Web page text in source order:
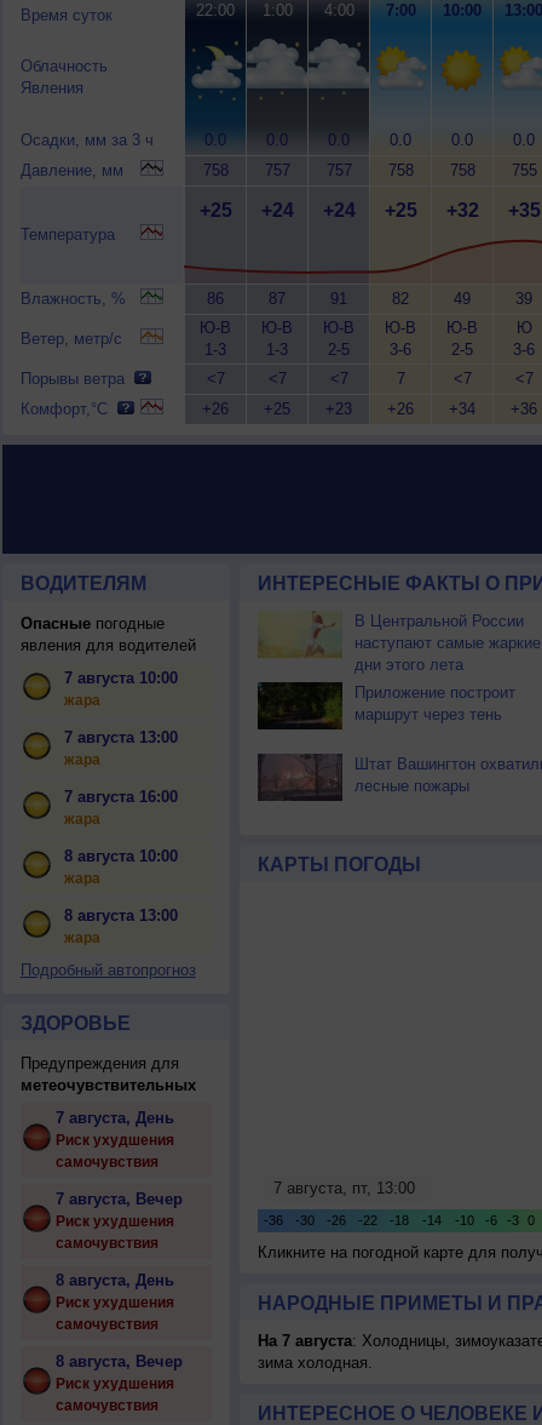
Время суток
Облачность
Явления
Осадки, мм за 3 ч
Давление, мм
Температура
Влажность, %
Ветер, метр/с
Порывы ветра
Комфорт,°C
22:00
0.0
758
+25
86
Ю-В
1-3
<7
+26
1:00
0.0
757
+24
87
Ю-В
1-3
<7
+25
4:00
0.0
757
+24
91
Ю-В
2-5
<7
+23
7:00
0.0
758
+25
82
Ю-В
3-6
7
+26
10:00
0.0
758
+32
49
Ю-В
2-5
<7
+34
13:00
0.0
755
+35
39
Ю
3-6
<7
+36
ВОДИТЕЛЯМ
Опасныепогодные
явления для водителей
7 августа 10:00
жара
7 августа 13:00
жара
7 августа 16:00
жара
8 августа 10:00
жара
8 августа 13:00
жара
Подробный автопрогноз
ЗДОРОВЬЕ
Предупреждения для
метеочувствительных
7 августа, День
Риск ухудшения
самочувствия
7 августа, Вечер
Риск ухудшения
самочувствия
8 августа, День
Риск ухудшения
самочувствия
8 августа, Вечер
Риск ухудшения
самочувствия
ИНТЕРЕСНЫЕ ФАКТЫ О
В Центральной России
наступают самые жаркие
дни этого лета
Приложение построит
маршрут через тень
Штат Вашингтон
лесные пожары
КАРТЫ ПОГОДЫ
Кликните на погодной карте для
НАРОДНЫЕ ПРИМЕТЫ И
На 7 августа: Холодницы,
зима холодная.
ИНТЕРЕСНОЕ О ЧЕЛОВЕКЕ